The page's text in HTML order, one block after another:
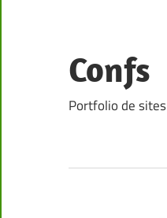
content
Confs
Portfolio de sites